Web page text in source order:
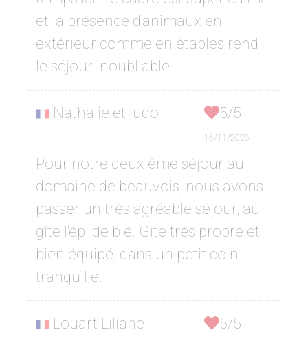
et la présence d'animaux en
extérieur comme en étables rend
le séjour inoubliable.
Nathalie et ludo 5/5
16/11/2025
Pour notre deuxième séjour au
domaine de beauvois, nous avons
passer un très agréable séjour, au
gîte l'épi de blé. Gite très propre et
bien équipé, dans un petit coin
tranquille.
Louart Liliane 5/5